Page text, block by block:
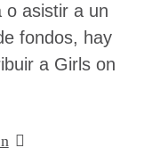
o asistir a un
fondos, hay
a Girls on